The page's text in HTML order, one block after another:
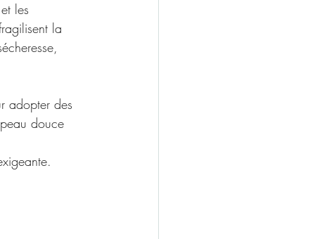
les
la
adopter des
douce